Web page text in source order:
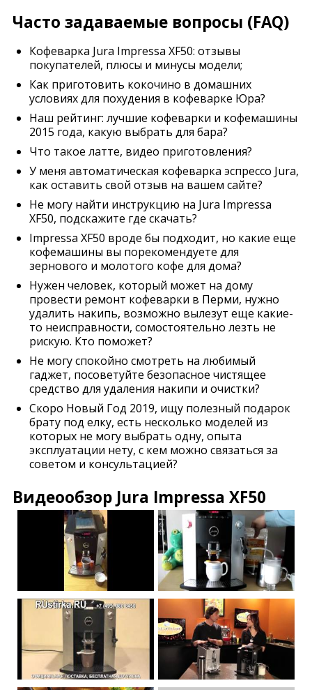
Часто задаваемые вопросы (FAQ)
Кофеварка Jura Impressa XF50: отзывы
покупателей, плюсы и минусы модели;
Как приготовить кокочино в домашних
условиях для похудения в кофеварке Юра?
Наш рейтинг: лучшие кофеварки и кофемашины
2015 года, какую выбрать для бара?
Что такое латте, видео приготовления?
У меня автоматическая кофеварка эспрессо Jura,
как оставить свой отзыв на вашем сайте?
Не могу найти инструкцию на Jura Impressa
XF50, подскажите где скачать?
Impressa XF50 вроде бы подходит, но какие еще
кофемашины вы порекомендуете для
зернового и молотого кофе для дома?
Нужен человек, который может на дому
провести ремонт кофеварки в Перми, нужно
удалить накипь, возможно вылезут еще какие-
то неисправности, сомостоятельно лезть не
рискую. Кто поможет?
Не могу спокойно смотреть на любимый
гаджет, посоветуйте безопасное чистящее
средство для удаления накипи и очистки?
Скоро Новый Год 2019, ищу полезный подарок
брату под елку, есть несколько моделей из
которых не могу выбрать одну, опыта
эксплуатации нету, с кем можно связаться за
советом и консультацией?
Видеообзор Jura Impressa XF50